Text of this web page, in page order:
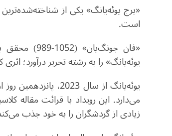
«برج یوئه‌یانگ» یکی از
است.
یوئه‌یانگ» را به رشته تحریر درآورد؛
یوئه‌یانگ از سال
می‌دارد. این رویداد با قرائت مقاله
زیادی از گردشگران را به خود جذب